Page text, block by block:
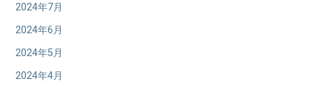
2024年7月
2024年6月
2024年5月
2024年4月